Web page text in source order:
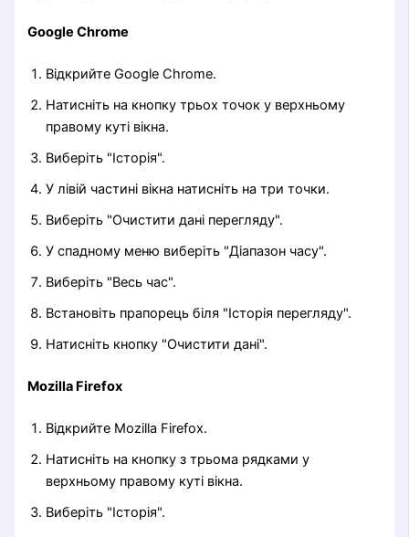
Google Chrome
Відкрийте Google Chrome.
Натисніть на кнопку трьох точок у верхньому
правому куті вікна.
Виберіть "Історія".
У лівій частині вікна натисніть на три точки.
Виберіть "Очистити дані перегляду".
У спадному меню виберіть "Діапазон часу".
Виберіть "Весь час".
Встановіть прапорець біля "Історія перегляду".
Натисніть кнопку "Очистити дані".
Mozilla Firefox
Відкрийте Mozilla Firefox.
Натисніть на кнопку з трьома рядками у
верхньому правому куті вікна.
Виберіть "Історія".